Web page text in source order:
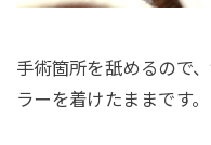
手術箇所を舐めるので
ラーを着けたままです。